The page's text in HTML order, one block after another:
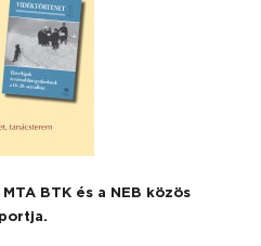
BTK és a NEB közös